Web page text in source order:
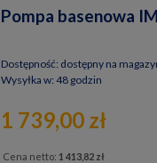
Pompa basenowa
Dostępność: dostępny na
Wysyłka w: 48 godzin
1 739,00 zł
Cena netto: 1 413,82 zł